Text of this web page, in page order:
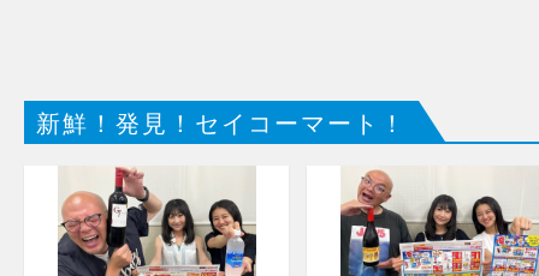
新鮮！発見！セイコーマート！